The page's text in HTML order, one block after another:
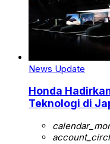
News Update
Honda
Teknologi di